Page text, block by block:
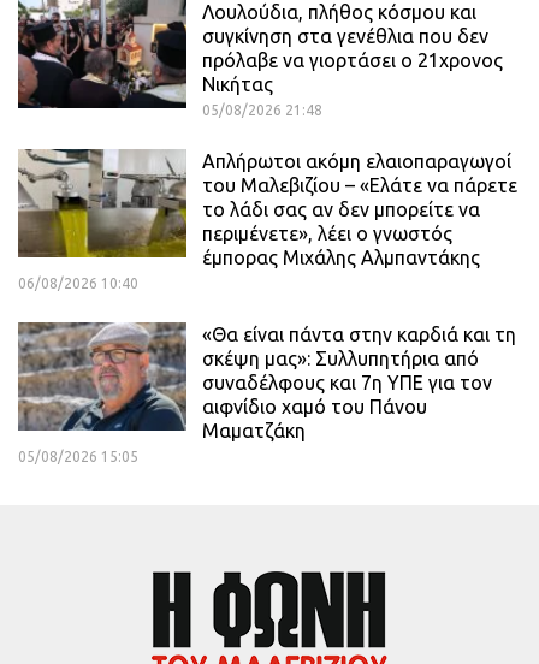
Λουλούδια, πλήθος κόσμου και
συγκίνηση στα γενέθλια που δεν
πρόλαβε να γιορτάσει ο 21χρονος
Νικήτας
05/08/2026 21:48
Απλήρωτοι ακόμη ελαιοπαραγωγοί
του Μαλεβιζίου – «Ελάτε να πάρετε
το λάδι σας αν δεν μπορείτε να
περιμένετε», λέει ο γνωστός
έμπορας Μιχάλης Αλμπαντάκης
06/08/2026 10:40
«Θα είναι πάντα στην καρδιά και τη
σκέψη μας»: Συλλυπητήρια από
συναδέλφους και 7η ΥΠΕ για τον
αιφνίδιο χαμό του Πάνου
Μαματζάκη
05/08/2026 15:05